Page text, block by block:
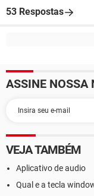
53 Respostas
ASSINE NOSSA
VEJA TAMBÉM
Aplicativo de audio
Qual e a tecla